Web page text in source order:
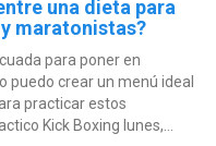
una dieta para
maratonistas?
para poner en
puedo crear un menú ideal
practicar estos
Kick Boxing lunes,...